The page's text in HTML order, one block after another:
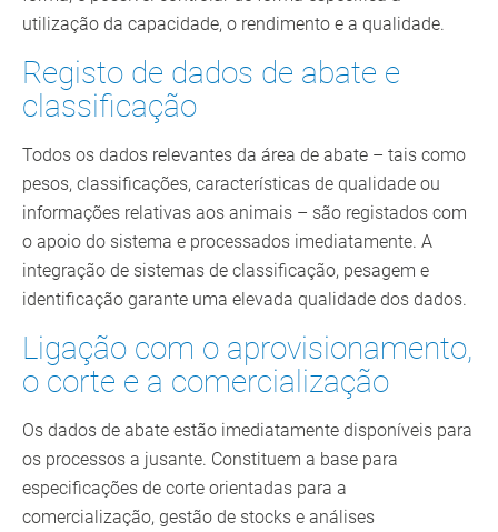
utilização da capacidade, o rendimento e a qualidade.
Registo de dados de abate e
classificação
Todos os dados relevantes da área de abate – tais como
pesos, classificações, características de qualidade ou
informações relativas aos animais – são registados com
o apoio do sistema e processados imediatamente. A
integração de sistemas de classificação, pesagem e
identificação garante uma elevada qualidade dos dados.
Ligação com o aprovisionamento,
o corte e a comercialização
Os dados de abate estão imediatamente disponíveis para
os processos a jusante. Constituem a base para
especificações de corte orientadas para a
comercialização, gestão de stocks e análises